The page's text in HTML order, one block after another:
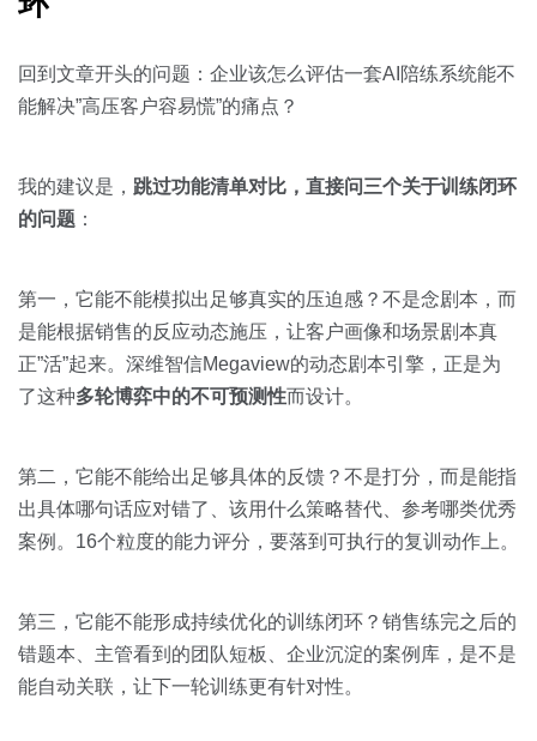
回到文章开头的问题：企业该怎么评估一套AI陪练系统能不
能解决”高压客户容易慌”的痛点？
我的建议是， 跳过功能清单对比，直接问三个关于训练闭环
的问题 ：
第一，它能不能模拟出足够真实的压迫感？不是念剧本，而
是能根据销售的反应动态施压，让客户画像和场景剧本真
正”活”起来。深维智信Megaview的动态剧本引擎，正是为
了这种多轮博弈中的不可预测性而设计。
第二，它能不能给出足够具体的反馈？不是打分，而是能指
出具体哪句话应对错了、该用什么策略替代、参考哪类优秀
案例。16个粒度的能力评分，要落到可执行的复训动作上。
第三，它能不能形成持续优化的训练闭环？销售练完之后的
错题本、主管看到的团队短板、企业沉淀的案例库，是不是
能自动关联，让下一轮训练更有针对性。